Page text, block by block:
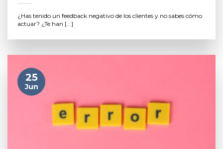
¿Has tenido un feedback negativo de los clientes y no sabes cómo
actuar? ¿Te han [...]
25
Jun